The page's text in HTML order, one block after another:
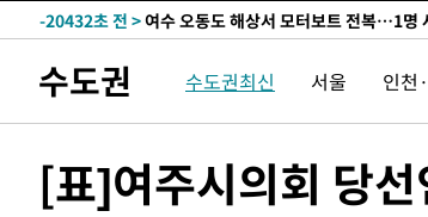
-20432초 전 >여수 오동도 해상서 모터보트 전복…1명
주 날씨]
-13677초 전 >
축구협회 "압수수색·성접대 논란 사과
-12194초 전 >[속보]'압수수색·성접대 논란' 축구협회
1시간 전 > [속보]뉴욕증시 상승 마감…S&P 0.6% 나
수도권 수도권최신 서울 인천
[표]여주시의회 당